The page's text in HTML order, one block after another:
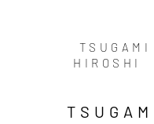
TSUGAMI
HIROSHI